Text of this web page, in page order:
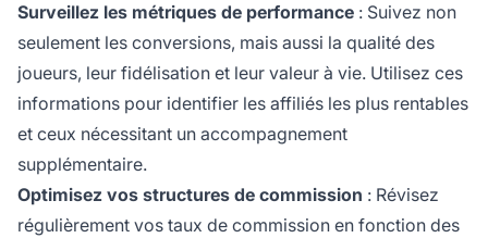
Surveillez les métriques de performance : Suivez non
seulement les conversions, mais aussi la qualité des
joueurs, leur fidélisation et leur valeur à vie. Utilisez ces
informations pour identifier les affiliés les plus rentables
et ceux nécessitant un accompagnement
supplémentaire.
Optimisez vos structures de commission : Révisez
régulièrement vos taux de commission en fonction des